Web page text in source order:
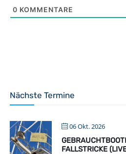
0 KOMMENTARE
Nächste Termine
06 Okt. 2026
FALLSTRICKE